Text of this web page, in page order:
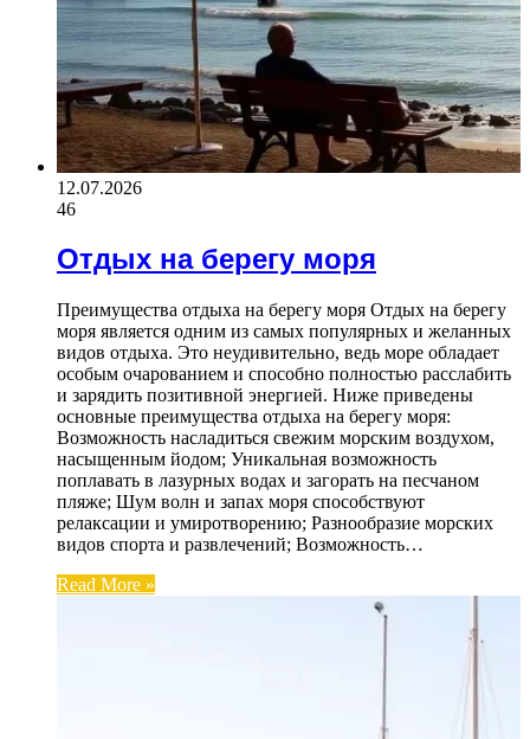
12.07.2026
46
Отдых на берегу моря
Преимущества отдыха на берегу моря Отдых на берегу
моря является одним из самых популярных и желанных
видов отдыха. Это неудивительно, ведь море обладает
особым очарованием и способно полностью расслабить
и зарядить позитивной энергией. Ниже приведены
основные преимущества отдыха на берегу моря:
Возможность насладиться свежим морским воздухом,
насыщенным йодом; Уникальная возможность
поплавать в лазурных водах и загорать на песчаном
пляже; Шум волн и запах моря способствуют
релаксации и умиротворению; Разнообразие морских
видов спорта и развлечений; Возможность…
Read More »